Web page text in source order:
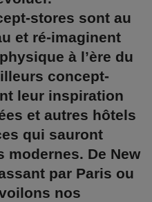
stores sont au
et ré-imaginent
à l’ère du
concept-
leur inspiration
et autres hôtels
qui sauront
modernes. De New
par Paris ou
nos